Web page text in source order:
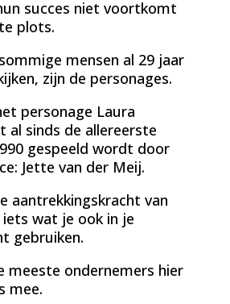
succes niet voortkomt
plots.
mensen al 29 jaar
zijn de personages.
personage Laura
al sinds de allereerste
gespeeld wordt door
Jette van der Meij.
aantrekkingskracht van
wat je ook in je
gebruiken.
meeste ondernemers hier
mee.